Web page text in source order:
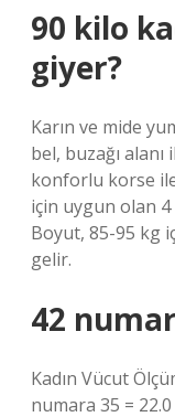
90 kilo
giyer?
Karın ve mide
bel, buzağı alanı
konforlu korse
için uygun olan 4
Boyut, 85-95 kg
gelir.
42
Kadın Vücut
numara 35 =